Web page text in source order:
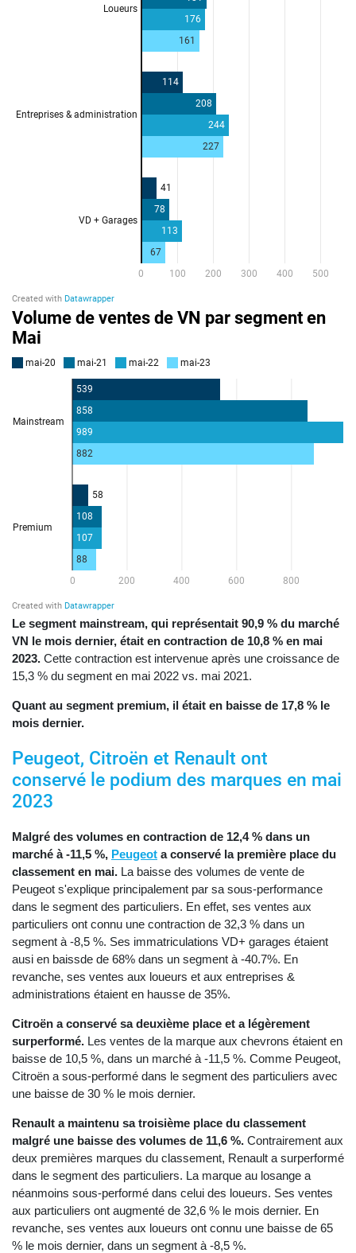
Le segment mainstream, qui représentait 90,9 % du marché
VN le mois dernier, était en contraction de 10,8 % en mai
2023. Cette contraction est intervenue après une croissance de
15,3 % du segment en mai 2022 vs. mai 2021.
Quant au segment premium, il était en baisse de 17,8 % le
mois dernier.
Peugeot, Citroën et Renault ont
conservé le podium des marques en mai
2023
Malgré des volumes en contraction de 12,4 % dans un
marché à -11,5 %, Peugeot a conservé la première place du
classement en mai. La baisse des volumes de vente de
Peugeot s'explique principalement par sa sous-performance
dans le segment des particuliers. En effet, ses ventes aux
particuliers ont connu une contraction de 32,3 % dans un
segment à -8,5 %. Ses immatriculations VD+ garages étaient
ausi en baissde de 68% dans un segment à -40.7%. En
revanche, ses ventes aux loueurs et aux entreprises &
administrations étaient en hausse de 35%.
Citroën a conservé sa deuxième place et a légèrement
surperformé. Les ventes de la marque aux chevrons étaient en
baisse de 10,5 %, dans un marché à -11,5 %. Comme Peugeot,
Citroën a sous-performé dans le segment des particuliers avec
une baisse de 30 % le mois dernier.
Renault a maintenu sa troisième place du classement
malgré une baisse des volumes de 11,6 %. Contrairement aux
deux premières marques du classement, Renault a surperformé
dans le segment des particuliers. La marque au losange a
néanmoins sous-performé dans celui des loueurs. Ses ventes
aux particuliers ont augmenté de 32,6 % le mois dernier. En
revanche, ses ventes aux loueurs ont connu une baisse de 65
% le mois dernier, dans un segment à -8,5 %.